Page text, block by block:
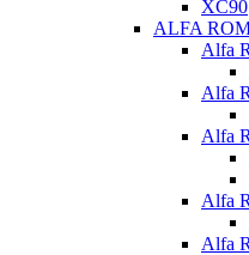
XC90
ALFA
Alfa
Alfa
Alfa
Alfa
Alfa